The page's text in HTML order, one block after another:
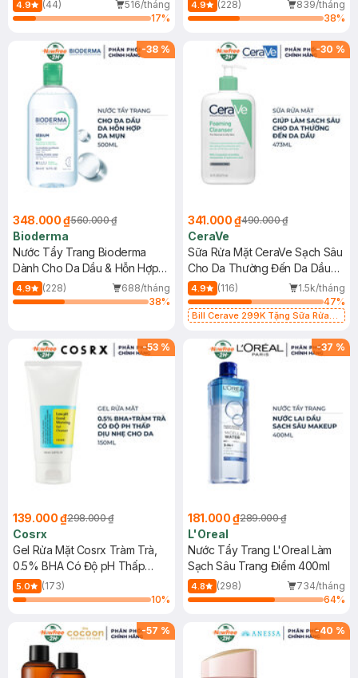
4.9 (44)
516/tháng
17%
4.9 (228)
839/tháng
38%
-38 %
348.000 ₫560.000 ₫
Bioderma
Nước Tẩy Trang Bioderma
Dành Cho Da Dầu & Hỗn Hợp
500ml
4.9 (228)
688/tháng
38%
-30 %
341.000 ₫490.000 ₫
CeraVe
Sữa Rửa Mặt CeraVe Sạch Sâu
Cho Da Thường Đến Da Dầu
473ml
4.9 (116)
1.5k/tháng
47%
Bill Cerave 299K Tặng Sữa Rửa
-53 %
139.000 ₫298.000 ₫
Cosrx
Gel Rửa Mặt Cosrx Tràm Trà,
0.5% BHA Có Độ pH Thấp
150ml
5.0
(173)
10%
-37 %
181.000 ₫289.000 ₫
L'Oreal
Nước Tẩy Trang L'Oreal Làm
Sạch Sâu Trang Điểm 400ml
4.8 (298)
734/tháng
64%
-57 % -40 %